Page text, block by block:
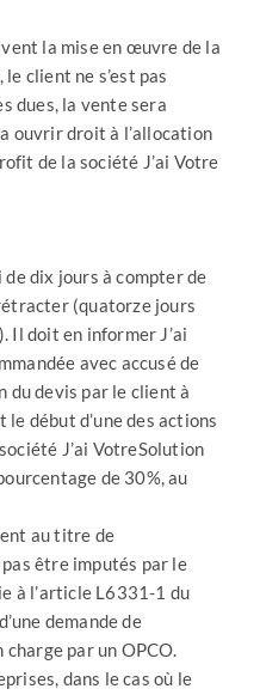
la mise en œuvre de la
client ne s’est pas
dues, la vente sera
ouvrir droit à l’allocation
de la société J’ai Votre
de dix jours à compter de
(quatorze jours
Il doit en informer J’ai
avec accusé de
du devis par le client à
début d’une des actions
J’ai VotreSolution
de 30%, au
au titre de
être imputés par le
à l’article L6331-1 du
demande de
par un OPCO.
dans le cas où le